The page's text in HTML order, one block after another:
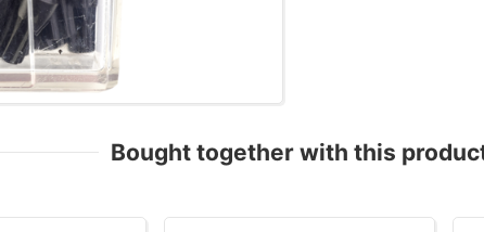
Bought together with this